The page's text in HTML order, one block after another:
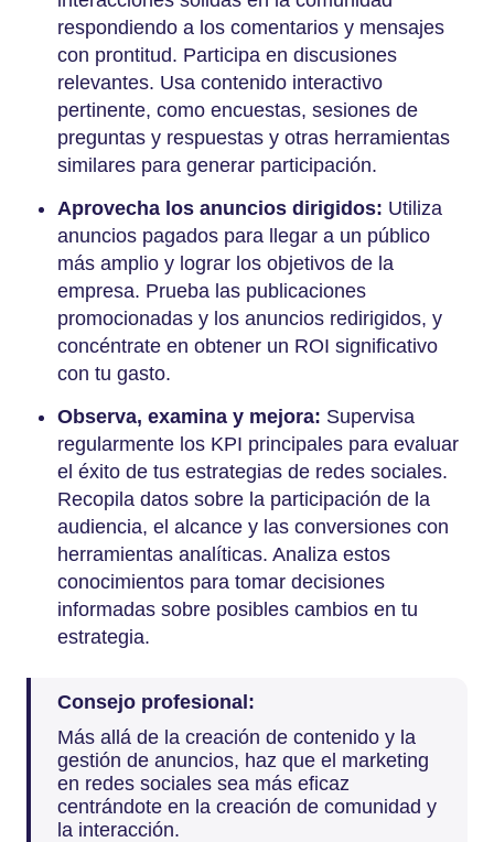
respondiendo a los comentarios y mensajes
con prontitud. Participa en discusiones
relevantes. Usa contenido interactivo
pertinente, como encuestas, sesiones de
preguntas y respuestas y otras herramientas
similares para generar participación.
Aprovecha los anuncios dirigidos: Utiliza
anuncios pagados para llegar a un público
más amplio y lograr los objetivos de la
empresa. Prueba las publicaciones
promocionadas y los anuncios redirigidos, y
concéntrate en obtener un ROI significativo
con tu gasto.
Observa, examina y mejora: Supervisa
regularmente los KPI principales para evaluar
el éxito de tus estrategias de redes sociales.
Recopila datos sobre la participación de la
audiencia, el alcance y las conversiones con
herramientas analíticas. Analiza estos
conocimientos para tomar decisiones
informadas sobre posibles cambios en tu
estrategia.
Consejo profesional:
Más allá de la creación de contenido y la
gestión de anuncios, haz que el marketing
en redes sociales sea más eficaz
centrándote en la creación de comunidad y
la interacción.